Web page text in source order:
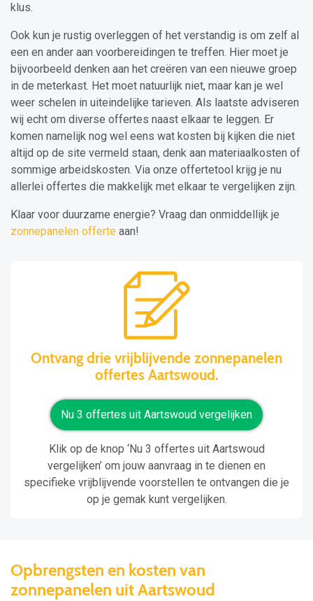
klus.
Ook kun je rustig overleggen of het verstandig is om zelf al
een en ander aan voorbereidingen te treffen. Hier moet je
bijvoorbeeld denken aan het creëren van een nieuwe groep
in de meterkast. Het moet natuurlijk niet, maar kan je wel
weer schelen in uiteindelijke tarieven. Als laatste adviseren
wij echt om diverse offertes naast elkaar te leggen. Er
komen namelijk nog wel eens wat kosten bij kijken die niet
altijd op de site vermeld staan, denk aan materiaalkosten of
sommige arbeidskosten. Via onze offertetool krijg je nu
allerlei offertes die makkelijk met elkaar te vergelijken zijn.
Klaar voor duurzame energie? Vraag dan onmiddellijk je
zonnepanelen offerte aan!
Ontvang drie vrijblijvende zonnepanelen
offertes Aartswoud.
Nu 3 offertes uit Aartswoud vergelijken
Klik op de knop ‘Nu 3 offertes uit Aartswoud
vergelijken’ om jouw aanvraag in te dienen en
specifieke vrijblijvende voorstellen te ontvangen die je
op je gemak kunt vergelijken.
Opbrengsten en kosten van
zonnepanelen uit Aartswoud